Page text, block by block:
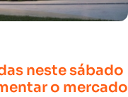
neste sábado
o mercado